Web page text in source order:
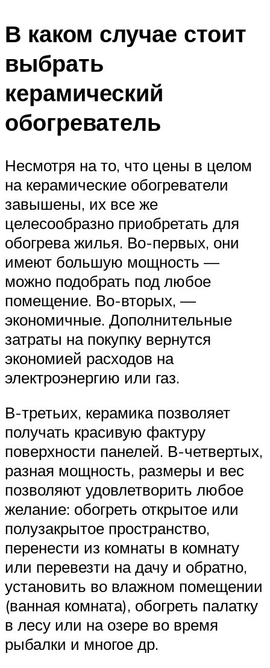
В каком случае стоит
выбрать
керамический
обогреватель
Несмотря на то, что цены в целом
на керамические обогреватели
завышены, их все же
целесообразно приобретать для
обогрева жилья. Во-первых, они
имеют большую мощность —
можно подобрать под любое
помещение. Во-вторых, —
экономичные. Дополнительные
затраты на покупку вернутся
экономией расходов на
электроэнергию или газ.
В-третьих, керамика позволяет
получать красивую фактуру
поверхности панелей. В-четвертых,
разная мощность, размеры и вес
позволяют удовлетворить любое
желание: обогреть открытое или
полузакрытое пространство,
перенести из комнаты в комнату
или перевезти на дачу и обратно,
установить во влажном помещении
(ванная комната), обогреть палатку
в лесу или на озере во время
рыбалки и многое др.